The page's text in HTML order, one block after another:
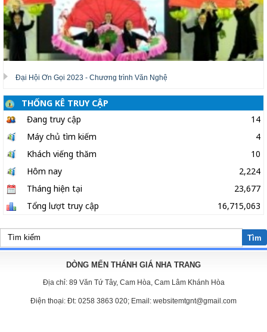
Đại Hội Ơn Gọi 2023 - Chương trình Văn Nghệ
THỐNG KÊ TRUY CẬP
Đang truy cập
14
Máy chủ tìm kiếm
4
Khách viếng thăm
10
Hôm nay
2,224
Tháng hiện tại
23,677
Tổng lượt truy cập
16,715,063
Tìm
DÒNG MẾN THÁNH GIÁ NHA TRANG
Địa chỉ: 89 Văn Tứ Tây, Cam Hòa, Cam Lâm Khánh Hòa
Điện thoại: Đt: 0258 3863 020; Email: websitemtgnt@gmail.com